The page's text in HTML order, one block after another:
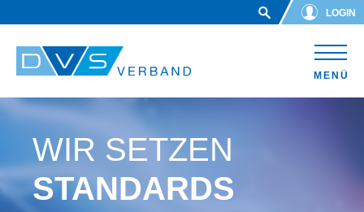
LOGIN
MENÜ
WIR SETZEN
STANDARDS